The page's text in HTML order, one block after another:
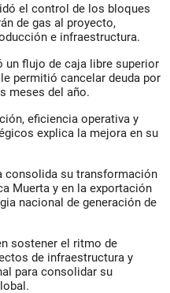
el control de los bloques
de gas al proyecto,
e infraestructura.
un flujo de caja libre superior
permitió cancelar deuda por
meses del año.
eficiencia operativa y
explica la mejora en su
consolida su transformación
Muerta y en la exportación
nacional de generación de
sostener el ritmo de
de infraestructura y
para consolidar su